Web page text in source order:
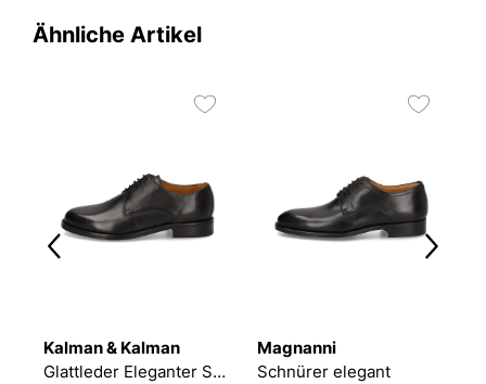
Ähnliche Artikel
Kalman & Kalman
Glattleder Eleganter Schnürer
Magnanni
Schnürer elegant